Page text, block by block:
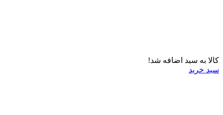
کالا به سبد اضافه شد!
سبد خرید